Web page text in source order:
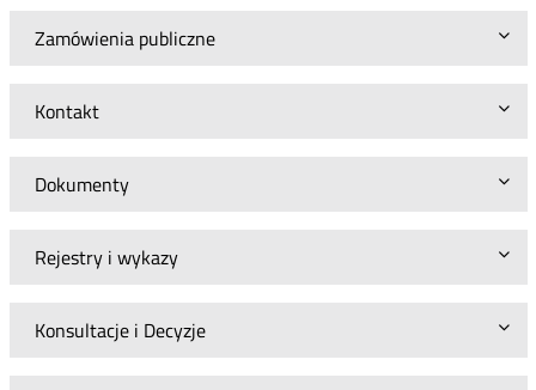
Zamówienia publiczne
Kontakt
Dokumenty
Rejestry i wykazy
Konsultacje i Decyzje